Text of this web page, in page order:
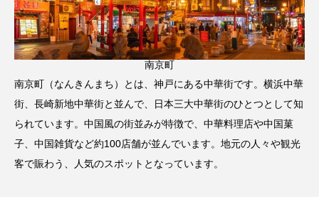
南京町
南京町（なんきんまち）とは、神戸にある中華街です。横浜中華
街、長崎新地中華街と並んで、日本三大中華街のひとつとして知
られています。中国風の街並みが特徴で、中華料理店や中国菓
子、中国雑貨など約100店舗が並んでいます。地元の人々や観光
客で賑わう、人気のスポットとなっています。